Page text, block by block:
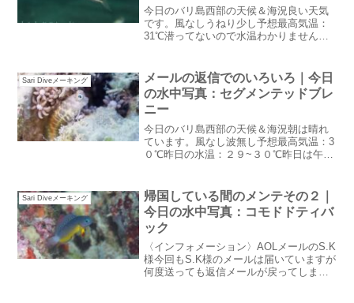
今日のバリ島西部の天候＆海況良い天気
です。風なしうねり少し予想最高気温：
31℃潜ってないので水温わかりません夕
て来たのかな？インターネットシステム
を変えてみました。サリ...
Sari Diveメーキング
メールの返信でのいろいろ｜今日
の水中写真：セグメンテッドブレ
ニー
今日のバリ島西部の天候＆海況朝は晴れ
ています。風なし波無し予想最高気温：3
０℃昨日の水温：２９~３０℃昨日は午後
予報雨期らしいお天気。例年の１月くら
いのお天気かもメール...
Sari Diveメーキング
帰国している間のメンテその２｜
今日の水中写真：コモドドティバ
ック
〈インフォメーション〉AOLメールのS.K
様今回もS.K様のメールは届いていますが
何度送っても返信メールが戻ってしまい